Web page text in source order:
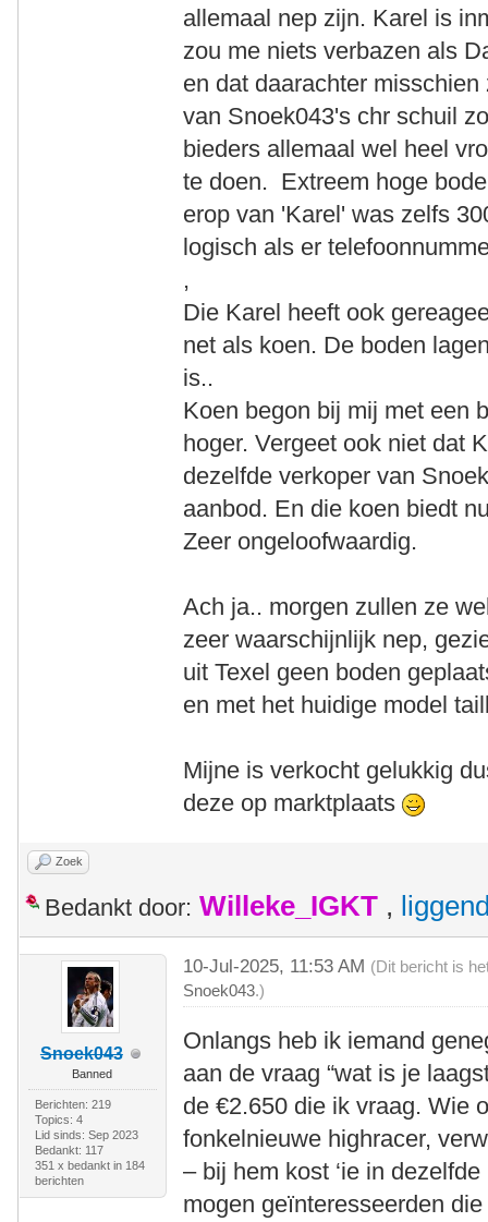
allemaal nep zijn. Karel is
zou me niets verbazen als
en dat daarachter
van Snoek043's chr schuil
bieders allemaal wel heel
te doen. Extreem hoge
erop van 'Karel' was zelfs
logisch als er
,
Die Karel heeft ook
net als koen. De boden
is..
Koen begon bij mij met een
hoger. Vergeet ook niet dat
dezelfde verkoper van
aanbod. En die koen biedt
Zeer ongeloofwaardig.
Ach ja.. morgen zullen ze
zeer waarschijnlijk nep,
uit Texel geen boden
en met het huidige model
Mijne is verkocht gelukkig
deze op marktplaats
Zoek
Bedankt door: Willeke_IGKT ,
Snoek043
Banned
Berichten: 219
Topics: 4
Lid sinds: Sep 2023
Bedankt: 117
351 x bedankt in 184
berichten
10-Jul-2025, 11:53 AM (Dit bericht is
Snoek043.)
Onlangs heb ik iemand
aan de vraag “wat is je
de €2.650 die ik vraag. Wie
fonkelnieuwe highracer,
– bij hem kost ‘ie in
mogen geïnteresseerden